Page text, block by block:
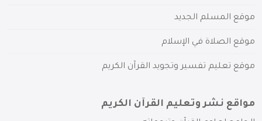
موقع المسلم الجديد
موقع الصلاة في الإسلام
موقع تعليم تفسير وتجويد القرآن الكريم
مواقع نشر وتعليم القرآن الكريم